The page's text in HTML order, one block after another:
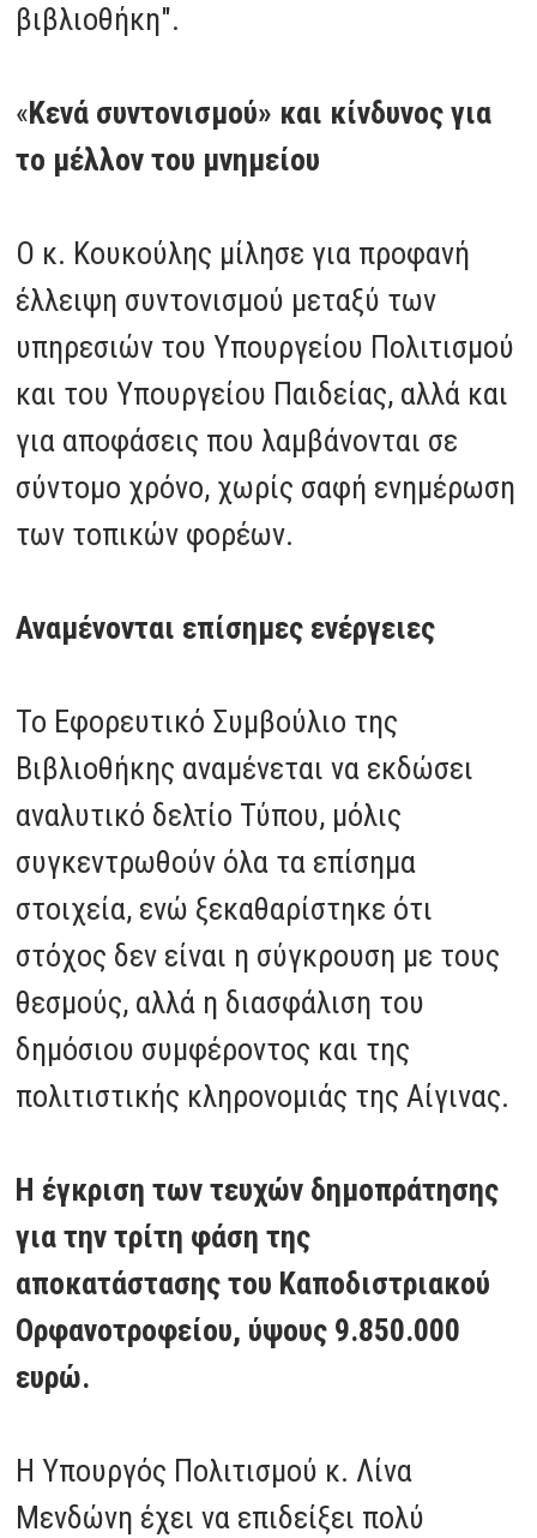
βιβλιοθήκη".
«Κενά συντονισμού» και κίνδυνος για
το μέλλον του μνημείου
Ο κ. Κουκούλης μίλησε για προφανή
έλλειψη συντονισμού μεταξύ των
υπηρεσιών του Υπουργείου Πολιτισμού
και του Υπουργείου Παιδείας, αλλά και
για αποφάσεις που λαμβάνονται σε
σύντομο χρόνο, χωρίς σαφή ενημέρωση
των τοπικών φορέων.
Αναμένονται επίσημες ενέργειες
Το Εφορευτικό Συμβούλιο της
Βιβλιοθήκης αναμένεται να εκδώσει
αναλυτικό δελτίο Τύπου, μόλις
συγκεντρωθούν όλα τα επίσημα
στοιχεία, ενώ ξεκαθαρίστηκε ότι
στόχος δεν είναι η σύγκρουση με τους
θεσμούς, αλλά η διασφάλιση του
δημόσιου συμφέροντος και της
πολιτιστικής κληρονομιάς της Αίγινας.
Η έγκριση των τευχών δημοπράτησης
για την τρίτη φάση της
αποκατάστασης του Καποδιστριακού
Ορφανοτροφείου, ύψους 9.850.000
ευρώ.
Η Υπουργός Πολιτισμού κ. Λίνα
Μενδώνη έχει να επιδείξει πολύ